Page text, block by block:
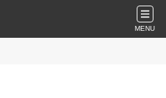
MENU